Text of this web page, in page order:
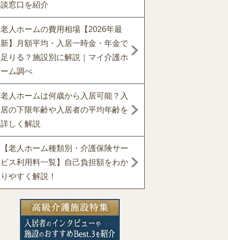
談窓口を紹介
老人ホームの費用相場【2026年最
新】月額平均・入居一時金・年金で
足りる？施設別に解説｜マイ介護ホ
ーム調べ
老人ホームは何歳から入居可能？入
居の下限年齢や入居者の平均年齢を
詳しく解説
【老人ホーム種類別・介護保険サー
ビス利用料一覧】自己負担額をわか
りやすく解説！